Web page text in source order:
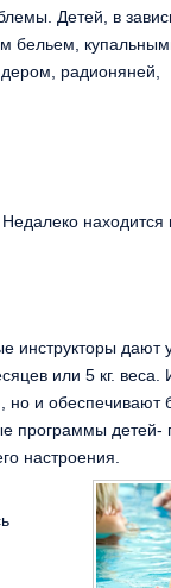
Детей, в
бельем,
радионяней,
находится
инструкторы дают
или 5 кг. веса.
и обеспечивают
программы детей-
настроения.